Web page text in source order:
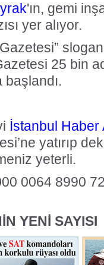
'ın, gemi
yer alıyor.
25 bin
başlandı.
İstanbul Haber
yatırıp
yeterli.
0064 8990
YENİ SAYISI